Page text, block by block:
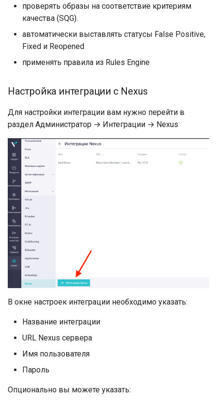
c
h
Обновление чарта
корневого сертификата
Полезные команды
Настройки
конфигурации
Работа с ветками
Список дефектов активов
репозиториев
Получение списка
продуктов
Получение списка
Управление пайплайнами
сканирования
Настройка параметров
вывода
Двухфакторная
аутентификация (2FA)
Стандартные роли
Настраиваемые роли
Управление регистрацией
пользователей
Настройка LDAP
Настройка Keycloak
Swagger UI
Журналирование
безопасности
проверять образы на соответствие критериям
качества (SQG).
автоматически выставлять статусы False Positive,
Fixed и Reopened
применять правила из Rules Engine
Настройка интеграции с Nexus
Для настройки интеграции вам нужно перейти в
раздел Администратор → Интеграции → Nexus
В окне настроек интеграции необходимо указать:
Название интеграции
URL Nexus сервера
Имя пользователя
Пароль
Опционально вы можете указать: